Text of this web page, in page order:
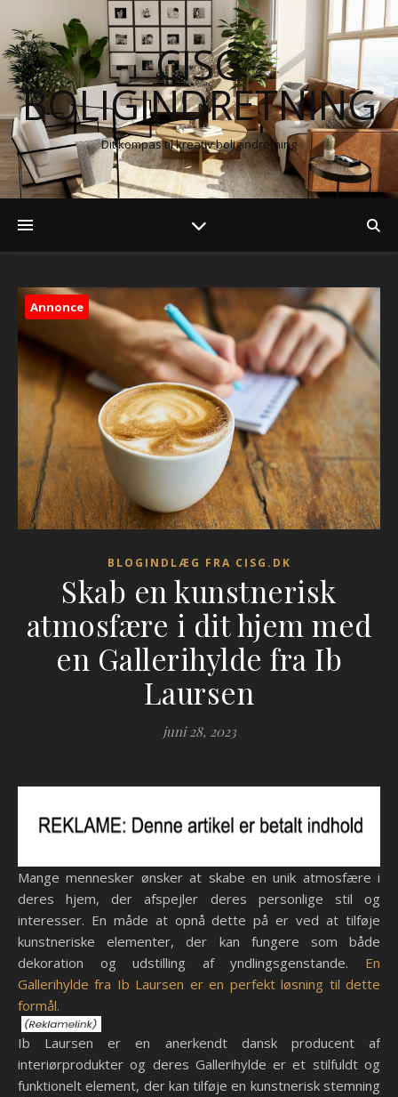
CISG
BOLIGINDRETNING
Dit kompas til kreativ boligindretning
Annonce
BLOGINDLÆG FRA CISG.DK
Skab en kunstnerisk
atmosfære i dit hjem med
en Gallerihylde fra Ib
Laursen
juni 28, 2023
Mange mennesker ønsker at skabe en unik atmosfære i
deres hjem, der afspejler deres personlige stil og
interesser. En måde at opnå dette på er ved at tilføje
kunstneriske elementer, der kan fungere som både
dekoration og udstilling af yndlingsgenstande. En
Gallerihylde fra Ib Laursen er en perfekt løsning til dette
formål.
Ib Laursen er en anerkendt dansk producent af
interiørprodukter og deres Gallerihylde er et stilfuldt og
funktionelt element, der kan tilføje en kunstnerisk stemning